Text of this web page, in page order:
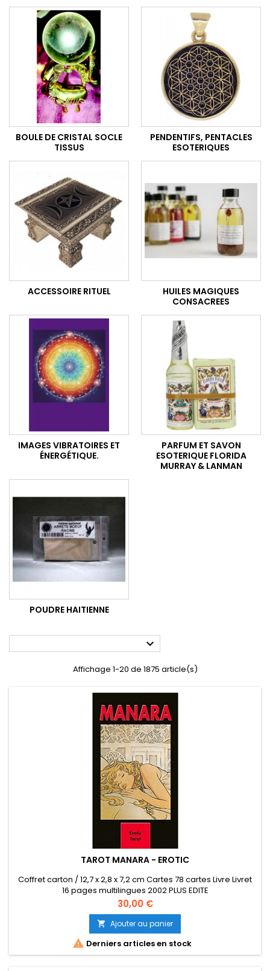
BOULE DE CRISTAL SOCLE
TISSUS
PENDENTIFS, PENTACLES
ESOTERIQUES
ACCESSOIRE RITUEL
HUILES MAGIQUES
CONSACREES
IMAGES VIBRATOIRES ET
ÉNERGÉTIQUE.
PARFUM ET SAVON
ESOTERIQUE FLORIDA
MURRAY & LANMAN
POUDRE HAITIENNE

Affichage 1-20 de 1875 article(s)
TAROT MANARA - EROTIC
Coffret carton / 12,7 x 2,8 x 7,2 cm Cartes 78 cartes Livre Livret
16 pages multilingues 2002 PLUS EDITE
Prix
30,00 €
 Ajouter au panier
 Derniers articles en stock